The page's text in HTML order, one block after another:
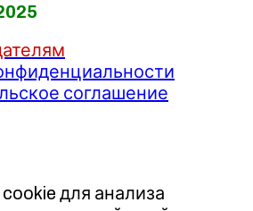
соглашение
для анализа